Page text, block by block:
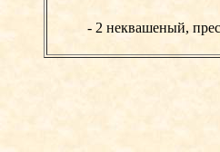
- 2 неквашеный,